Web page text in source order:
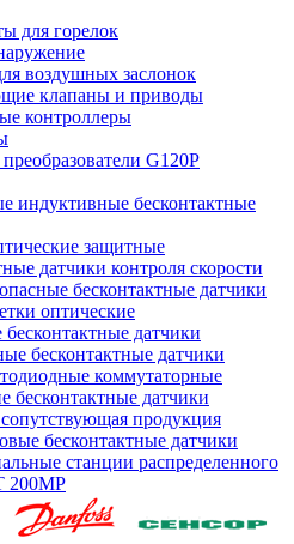
для горелок
воздушных заслонок
клапаны и приводы
контроллеры
G120P
индуктивные бесконтактные
защитные
датчики контроля скорости
бесконтактные датчики
оптические
датчики
бесконтактные датчики
коммутаторные
бесконтактные датчики
продукция
бесконтактные датчики
станции распределенного
200MP